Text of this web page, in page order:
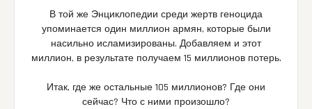
В той же Энциклопедии среди жертв геноцида
упоминается один миллион армян, которые были
насильно исламизированы. Добавляем и этот
миллион, в результате получаем 15 миллионов потерь.
Итак, где же остальные 105 миллионов? Где они
сейчас? Что с ними произошло?